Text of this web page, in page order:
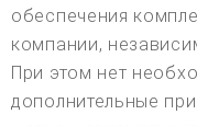
обеспечения
компании,
При этом нет
дополнительные